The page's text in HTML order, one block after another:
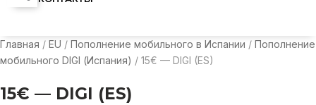
Главная / EU / Пополнение мобильного в Испании / Пополнение
мобильного DIGI (Испания) / 15€ — DIGI (ES)
15€ — DIGI (ES)